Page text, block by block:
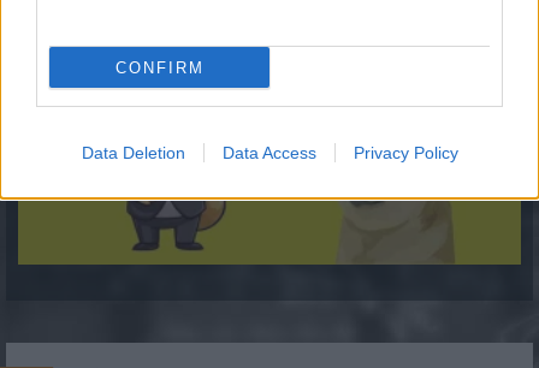
CONFIRM
Data Deletion Data Access Privacy Policy